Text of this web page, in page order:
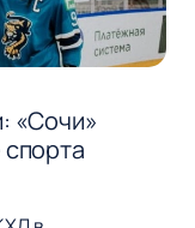
«Сочи»